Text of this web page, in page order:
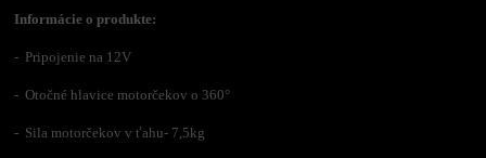
Informácie o produkte:
- Pripojenie na 12V
- Otočné hlavice motorčekov o 360°
- Sila motorčekov v ťahu- 7,5kg